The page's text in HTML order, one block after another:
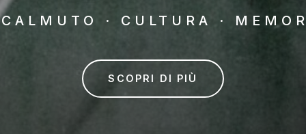
· CULTURA ·
SCOPRI DI PIÙ